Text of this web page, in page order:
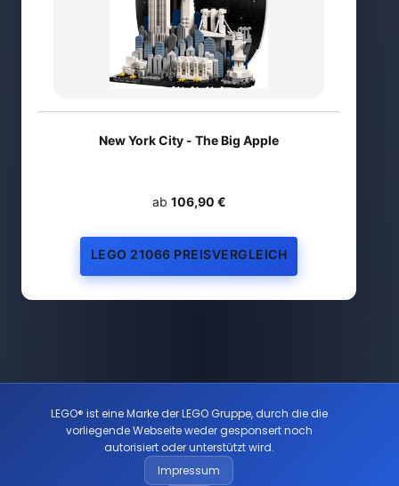
New York City - The Big Apple
ab 106,90 €
LEGO 21066 PREISVERGLEICH
LEGO® ist eine Marke der LEGO Gruppe, durch die die
vorliegende Webseite weder gesponsert noch
autorisiert oder unterstützt wird.
Impressum